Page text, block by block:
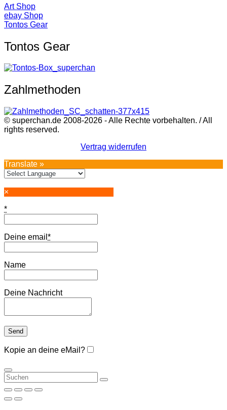
Art Shop
ebay Shop
Tontos Gear
Tontos Gear
Zahlmethoden
© superchan.de 2008-2026 - Alle Rechte vorbehalten. / All
rights reserved.
Vertrag widerrufen
Translate »
×
*
Deine email *
Name
Deine Nachricht
Kopie an deine eMail?